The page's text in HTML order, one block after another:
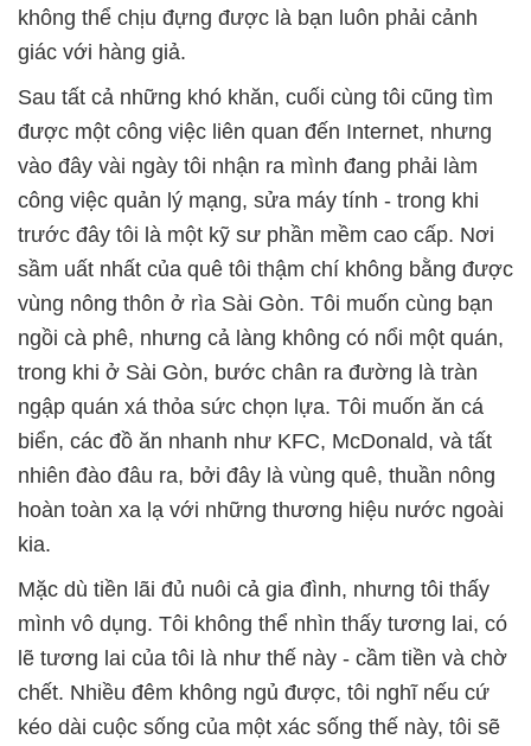
không thể chịu đựng được là bạn luôn phải cảnh
giác với hàng giả.
Sau tất cả những khó khăn, cuối cùng tôi cũng tìm
được một công việc liên quan đến Internet, nhưng
vào đây vài ngày tôi nhận ra mình đang phải làm
công việc quản lý mạng, sửa máy tính - trong khi
trước đây tôi là một kỹ sư phần mềm cao cấp. Nơi
sầm uất nhất của quê tôi thậm chí không bằng được
vùng nông thôn ở rìa Sài Gòn. Tôi muốn cùng bạn
ngồi cà phê, nhưng cả làng không có nổi một quán,
trong khi ở Sài Gòn, bước chân ra đường là tràn
ngập quán xá thỏa sức chọn lựa. Tôi muốn ăn cá
biển, các đồ ăn nhanh như KFC, McDonald, và tất
nhiên đào đâu ra, bởi đây là vùng quê, thuần nông
hoàn toàn xa lạ với những thương hiệu nước ngoài
kia.
Mặc dù tiền lãi đủ nuôi cả gia đình, nhưng tôi thấy
mình vô dụng. Tôi không thể nhìn thấy tương lai, có
lẽ tương lai của tôi là như thế này - cầm tiền và chờ
chết. Nhiều đêm không ngủ được, tôi nghĩ nếu cứ
kéo dài cuộc sống của một xác sống thế này, tôi sẽ